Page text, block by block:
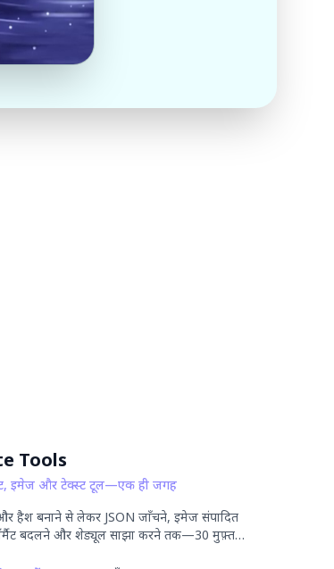
Tools
इमेज और टेक्स्ट टूल—एक ही जगह
हैश बनाने से लेकर JSON जाँचने, इमेज संपादित
बदलने और शेड्यूल साझा करने तक—30 मुफ़्त